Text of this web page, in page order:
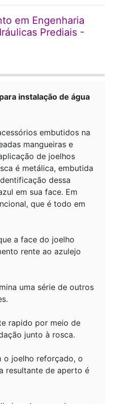
em Engenharia
Prediais -
instalação de água
embutidos na
mangueiras e
de joelhos
é metálica, embutida
dessa
em sua face. Em
que é todo em
a face do joelho
rente ao azulejo
uma série de outros
rapido por meio de
junto à rosca.
o joelho reforçado, o
resultante de aperto é